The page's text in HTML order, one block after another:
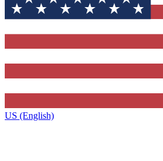
US (English)